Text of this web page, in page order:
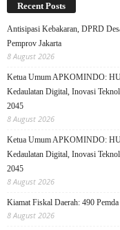
Recent Posts
Antisipasi Kebakaran, DPRD
Pemprov Jakarta
8 August 2026
Ketua Umum APKOMINDO:
Kedaulatan Digital, Inovasi
2045
8 August 2026
Ketua Umum APKOMINDO:
Kedaulatan Digital, Inovasi
2045
8 August 2026
Kiamat Fiskal Daerah: 490
8 August 2026